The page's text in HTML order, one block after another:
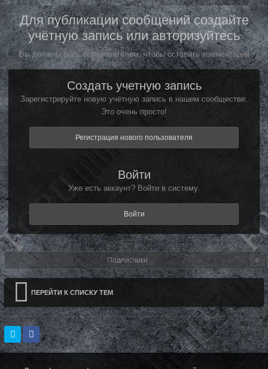
Для публикации сообщений создайте
учётную запись или авторизуйтесь
Вы должны быть пользователем, чтобы оставить комментарий
Создать учетную запись
Зарегистрируйте новую учётную запись в нашем сообществе.
Это очень просто!
Регистрация нового пользователя
Войти
Уже есть аккаунт? Войти в систему.
Войти
Подписчики 0
ПЕРЕЙТИ К СПИСКУ ТЕМ